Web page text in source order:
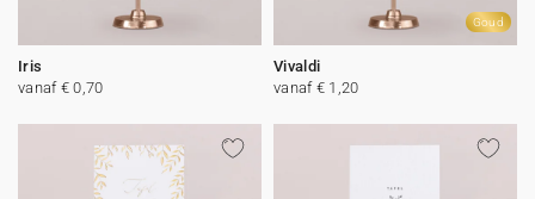
Iris
vanaf € 0,70
Goud
Vivaldi
vanaf € 1,20